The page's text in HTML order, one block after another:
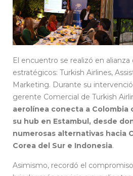
El encuentro se realizó en alianza
estratégicos: Turkish Airlines,
Marketing. Durante su
gerente Comercial de Turkish
aerolínea conecta a Colombia
su hub en Estambul, desde
numerosas alternativas hacia
Corea del Sur e Indonesia.
Asimismo, recordó el